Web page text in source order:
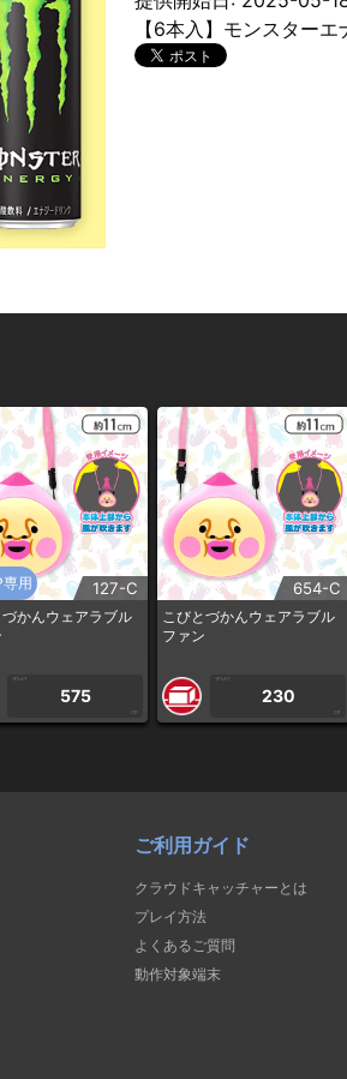
【6本入】モンスター
用 127-C
かんウェアラブル
1PLAY
575
CP
654-C
こびとづかんウェアラブル
ファン
1PLAY
230
CP
ご利用ガイド
クラウドキャッチャーとは
プレイ方法
よくあるご質問
動作対象端末